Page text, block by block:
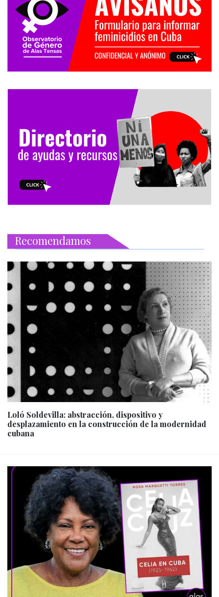
Recomendamos
Loló Soldevilla: abstracción, dispositivo y
desplazamiento en la construcción de la modernidad
cubana